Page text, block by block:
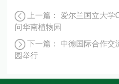
上一篇：
爱尔兰国立大学
问华南植物园
下一篇：
中德国际合作交
园举行